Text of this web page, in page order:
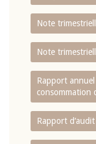
Note
Note
Rapport
consommation
Rapport